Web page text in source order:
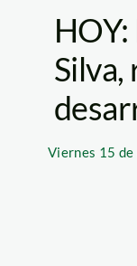
Silva,
Viernes 15